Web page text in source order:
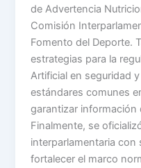
de Advertencia
Comisión
Fomento del Deporte.
estrategias para la
Artificial en seguridad
estándares comunes
garantizar información
Finalmente, se
interparlamentaria con
fortalecer el marco